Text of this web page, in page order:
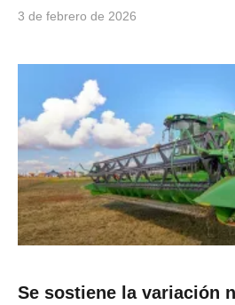
3 de febrero de 2026
Se sostiene la variación